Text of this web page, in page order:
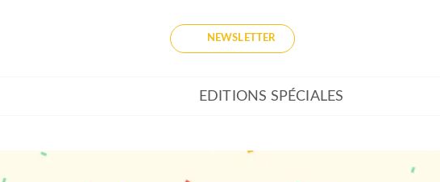
NEWSLETTER
EDITIONS SPÉCIALES